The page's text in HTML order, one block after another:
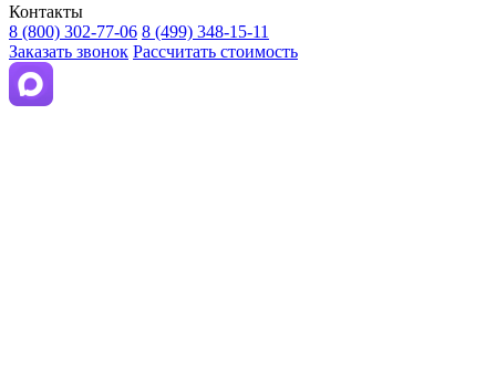
Контакты
8 (800) 302-77-06 8 (499) 348-15-11
Заказать звонок Рассчитать стоимость